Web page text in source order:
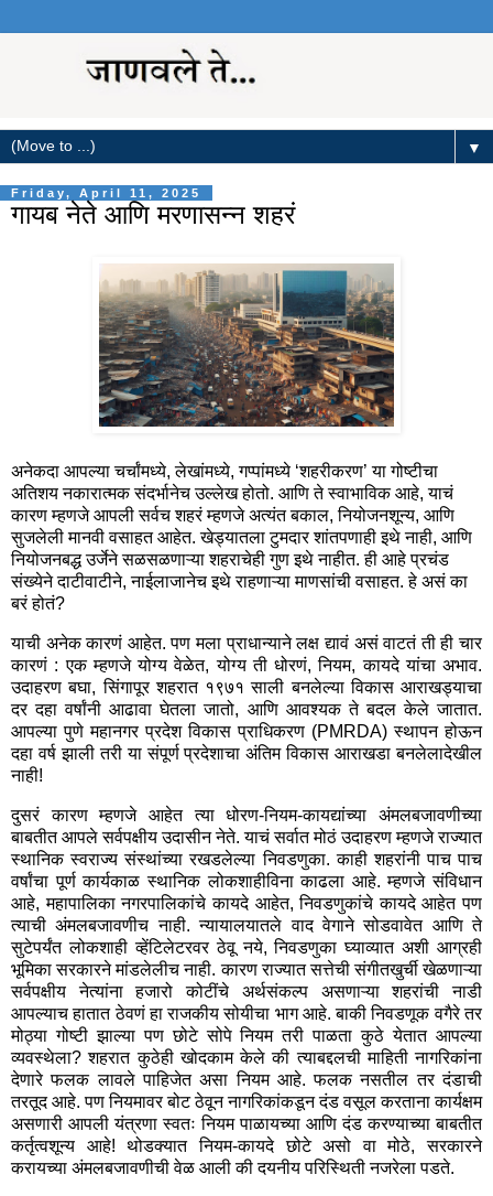
▼
Friday, April 11, 2025
गायब नेते आणि मरणासन्न शहरं
अनेकदा आपल्या चर्चांमध्ये, लेखांमध्ये, गप्पांमध्ये ‘शहरीकरण’ या गोष्टीचा
अतिशय नकारात्मक संदर्भानेच उल्लेख होतो. आणि ते स्वाभाविक आहे, याचं
कारण म्हणजे आपली सर्वच शहरं म्हणजे अत्यंत बकाल, नियोजनशून्य, आणि
सुजलेली मानवी वसाहत आहेत. खेड्यातला टुमदार शांतपणाही इथे नाही, आणि
नियोजनबद्ध उर्जेने सळसळणाऱ्या शहराचेही गुण इथे नाहीत. ही आहे प्रचंड
संख्येने दाटीवाटीने, नाईलाजानेच इथे राहणाऱ्या माणसांची वसाहत. हे असं का
बरं होतं?
याची अनेक कारणं आहेत. पण मला प्राधान्याने लक्ष द्यावं असं वाटतं ती ही चार
कारणं : एक म्हणजे योग्य वेळेत, योग्य ती धोरणं, नियम, कायदे यांचा अभाव.
उदाहरण बघा, सिंगापूर शहरात १९७१ साली बनलेल्या विकास आराखड्याचा
दर दहा वर्षांनी आढावा घेतला जातो, आणि आवश्यक ते बदल केले जातात.
आपल्या पुणे महानगर प्रदेश विकास प्राधिकरण (PMRDA) स्थापन होऊन
दहा वर्ष झाली तरी या संपूर्ण प्रदेशाचा अंतिम विकास आराखडा बनलेलादेखील
नाही!
दुसरं कारण म्हणजे आहेत त्या धोरण-नियम-कायद्यांच्या अंमलबजावणीच्या
बाबतीत आपले सर्वपक्षीय उदासीन नेते. याचं सर्वात मोठं उदाहरण म्हणजे राज्यात
स्थानिक स्वराज्य संस्थांच्या रखडलेल्या निवडणुका. काही शहरांनी पाच पाच
वर्षांचा पूर्ण कार्यकाळ स्थानिक लोकशाहीविना काढला आहे. म्हणजे संविधान
आहे, महापालिका नगरपालिकांचे कायदे आहेत, निवडणुकांचे कायदे आहेत पण
त्याची अंमलबजावणीच नाही. न्यायालयातले वाद वेगाने सोडवावेत आणि ते
सुटेपर्यंत लोकशाही व्हेंटिलेटरवर ठेवू नये, निवडणुका घ्याव्यात अशी आग्रही
भूमिका सरकारने मांडलेलीच नाही. कारण राज्यात सत्तेची संगीतखुर्ची खेळणाऱ्या
सर्वपक्षीय नेत्यांना हजारो कोटींचे अर्थसंकल्प असणाऱ्या शहरांची नाडी
आपल्याच हातात ठेवणं हा राजकीय सोयीचा भाग आहे. बाकी निवडणूक वगैरे तर
मोठ्या गोष्टी झाल्या पण छोटे सोपे नियम तरी पाळता कुठे येतात आपल्या
व्यवस्थेला? शहरात कुठेही खोदकाम केले की त्याबद्दलची माहिती नागरिकांना
देणारे फलक लावले पाहिजेत असा नियम आहे. फलक नसतील तर दंडाची
तरतूद आहे. पण नियमावर बोट ठेवून नागरिकांकडून दंड वसूल करताना कार्यक्षम
असणारी आपली यंत्रणा स्वतः नियम पाळायच्या आणि दंड करण्याच्या बाबतीत
कर्तृत्वशून्य आहे! थोडक्यात नियम-कायदे छोटे असो वा मोठे, सरकारने
करायच्या अंमलबजावणीची वेळ आली की दयनीय परिस्थिती नजरेला पडते.